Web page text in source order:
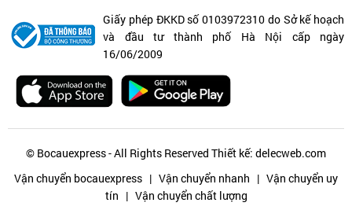
Giấy phép ĐKKD số 0103972310 do Sở kế hoạch
và đầu tư thành phố Hà Nội cấp ngày
16/06/2009
© Bocauexpress - All Rights Reserved Thiết kế: delecweb.com
Vận chuyển bocauexpress | Vận chuyển nhanh | Vận chuyển uy
tín | Vận chuyển chất lượng